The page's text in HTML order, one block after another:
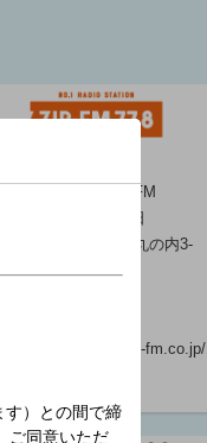
ールサイン : JOQV-FM
局日 : 1993年10月1日
奏所 : 名古屋市中区丸の内3-
https://zip-fm.co.jp/